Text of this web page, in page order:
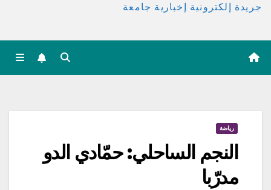
جريدة إلكترونية إخبارية جامعة
رياضة
النجم الساحلي: حمّادي الدو
مدرّبا